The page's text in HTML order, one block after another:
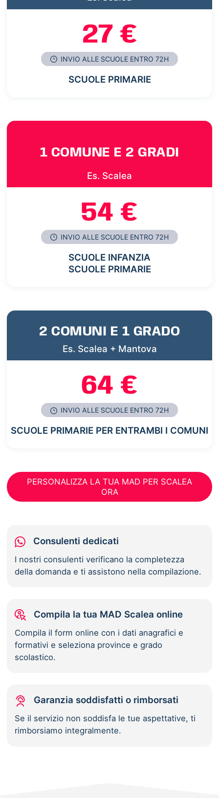
27 €
INVIO ALLE SCUOLE ENTRO 72H
SCUOLE PRIMARIE
1 COMUNE E 2 GRADI
Es. Scalea
54 €
INVIO ALLE SCUOLE ENTRO 72H
SCUOLE INFANZIA
SCUOLE PRIMARIE
2 COMUNI E 1 GRADO
Es. Scalea + Mantova
64 €
INVIO ALLE SCUOLE ENTRO 72H
SCUOLE PRIMARIE PER ENTRAMBI I COMUNI
PERSONALIZZA LA TUA MAD PER SCALEA
ORA
Consulenti dedicati
I nostri consulenti verificano la completezza
della domanda e ti assistono nella compilazione.
Compila la tua MAD Scalea online
Compila il form online con i dati anagrafici e
formativi e seleziona province e grado
scolastico.
Garanzia soddisfatti o rimborsati
Se il servizio non soddisfa le tue aspettative, ti
rimborsiamo integralmente.